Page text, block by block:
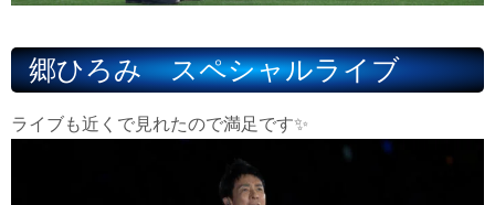
郷ひろみ スペシャルライブ
ライブも近くで見れたので満足です✨